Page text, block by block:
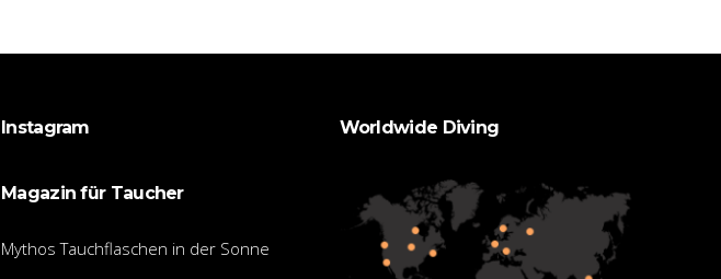
Instagram
Magazin für Taucher
Mythos Tauchflaschen in der Sonne
Worldwide Diving